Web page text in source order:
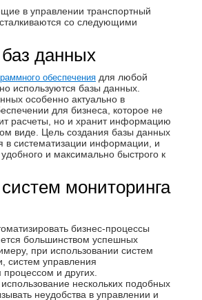
в управлении транспортный
со следующими
данных
обеспечения для любой
используются базы данных.
особенно актуально в
для бизнеса, которое не
расчеты, но и хранит информацию
виде. Цель создания базы данных
в систематизации информации, и
и максимально быстрого к
мониторинга
бизнес-процессы
большинством успешных
при использовании систем
систем управления
процессом и других.
нескольких подобных
неудобства в управлении и